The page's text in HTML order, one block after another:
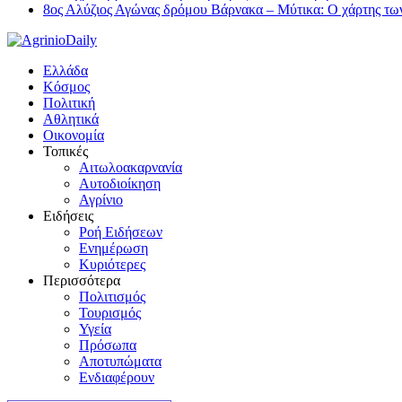
8ος Αλύζιος Αγώνας δρόμου Βάρνακα – Μύτικα: Ο χάρτης
Ελλάδα
Κόσμος
Πολιτική
Αθλητικά
Οικονομία
Τοπικές
Αιτωλοακαρνανία
Αυτοδιοίκηση
Αγρίνιο
Ειδήσεις
Ροή Ειδήσεων
Ενημέρωση
Κυριότερες
Περισσότερα
Πολιτισμός
Τουρισμός
Υγεία
Πρόσωπα
Αποτυπώματα
Ενδιαφέρουν